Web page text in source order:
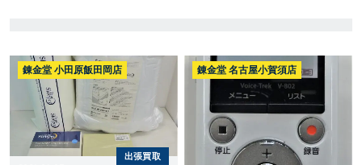
錬金堂 小田原飯田岡店
出張買取
錬金堂 名古屋小賀須店